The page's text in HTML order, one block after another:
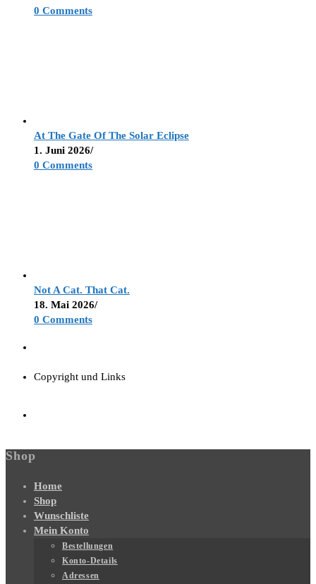
0 Comments
At The Gate Of The Solar Eclipse
1. Juni 2026/
0 Comments
Not A Cat. That Cat.
18. Mai 2026/
0 Comments
Copyright und Links
Shop
Home
Shop
Wunschliste
Mein Konto
Bestellungen
Konto-Details
Adressen